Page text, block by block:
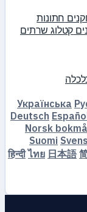
חתונות
קטלוג שרתים
Українська
Deutsch
Norsk
Suomi
हिन्दी ไทย 日本語